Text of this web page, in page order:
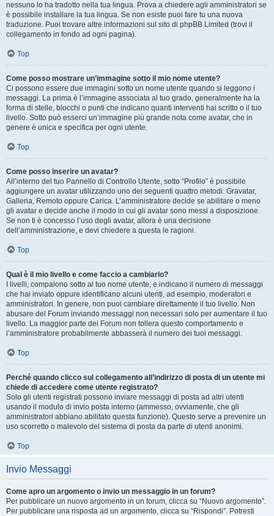
nessuno lo ha tradotto nella tua lingua. Prova a chiedere agli amministratori se
è possibile installare la tua lingua. Se non esiste puoi fare tu una nuova
traduzione. Puoi trovare altre informazioni sul sito di phpBB Limited (trovi il
collegamento in fondo ad ogni pagina).
Top
Come posso mostrare un’immagine sotto il mio nome utente?
Ci possono essere due immagini sotto un nome utente quando si leggono i
messaggi. La prima è l’immagine associata al tuo grado, generalmente ha la
forma di stelle, blocchi o punti che indicano quanti interventi hai scritto o il tuo
livello. Sotto può esserci un’immagine più grande nota come avatar, che in
genere è unica e specifica per ogni utente.
Top
Come posso inserire un avatar?
All’interno del tuo Pannello di Controllo Utente, sotto “Profilo” è possibile
aggiungere un avatar utilizzando uno dei seguenti quattro metodi: Gravatar,
Galleria, Remoto oppure Carica. L’amministratore decide se abilitare o meno
gli avatar e decide anche il modo in cui gli avatar sono messi a disposizione.
Se non ti è concesso l’uso degli avatar, allora è una decisione
dell’amministrazione, e devi chiedere a questa le ragioni.
Top
Qual è il mio livello e come faccio a cambiarlo?
I livelli, compaiono sotto al tuo nome utente, e indicano il numero di messaggi
che hai inviato oppure identificano alcuni utenti, ad esempio, moderatori e
amministratori. In genere, non puoi cambiare direttamente il tuo livello. Non
abusare del Forum inviando messaggi non necessari solo per aumentare il tuo
livello. La maggior parte dei Forum non tollera questo comportamento e
l’amministratore probabilmente abbasserà il numero dei tuoi messaggi.
Top
Perché quando clicco sul collegamento all’indirizzo di posta di un utente mi
chiede di accedere come utente registrato?
Solo gli utenti registrati possono inviare messaggi di posta ad altri utenti
usando il modulo di invio posta interno (ammesso, ovviamente, che gli
amministratori abbiano abilitato questa funzione). Questo serve a prevenire un
uso scorretto o malevolo del sistema di posta da parte di utenti anonimi.
Top
Invio Messaggi
Come apro un argomento o invio un messaggio in un forum?
Per pubblicare un nuovo argomento in un forum, clicca su “Nuovo argomento”.
Per pubblicare una risposta ad un argomento, clicca su “Rispondi”. Potresti